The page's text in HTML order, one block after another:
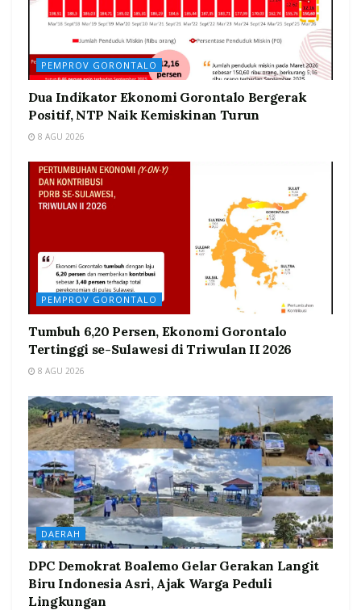
PEMPROV GORONTALO
Dua Indikator Ekonomi Gorontalo Bergerak
Positif, NTP Naik Kemiskinan Turun
8 AGU 2026
PEMPROV GORONTALO
Tumbuh 6,20 Persen, Ekonomi Gorontalo
Tertinggi se-Sulawesi di Triwulan II 2026
8 AGU 2026
DAERAH
DPC Demokrat Boalemo Gelar Gerakan Langit
Biru Indonesia Asri, Ajak Warga Peduli
Lingkungan